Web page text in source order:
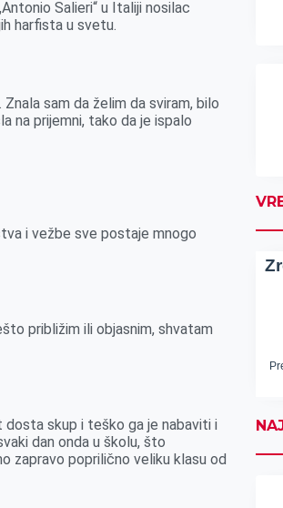
Salieri“ u Italiji nosilac
harfista u svetu.
sam da želim da sviram, bilo
na prijemni, tako da je ispalo
i vežbe sve postaje mnogo
približim ili objasnim, shvatam
skup i teško ga je nabaviti i
dan onda u školu, što
zapravo poprilično veliku klasu od